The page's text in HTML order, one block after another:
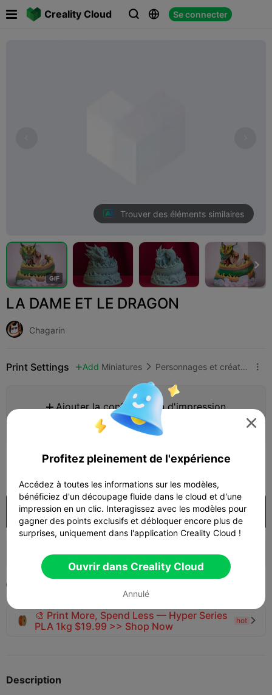
Creality Cloud   Se connecter
Trouver des éléments similaires
GIF

LA DAME ET LE DRAGON
Chagarin
Print Settings  Add Miniatures  Personnages et créatures 
 Ajouter la configuration d'impression
Gagner plus de points
250
Acheter
121 45  4

🎨 Print More, Spend Less — Hyper Series
PLA 1kg $19.99 >> Shop Now
hot 
Description

Profitez pleinement de l'expérience
Accédez à toutes les informations sur les modèles,
bénéficiez d'un découpage fluide dans le cloud et d'une
impression en un clic. Interagissez avec les modèles pour
gagner des points exclusifs et débloquer encore plus de
surprises, uniquement dans l'application Creality Cloud !
Ouvrir dans Creality Cloud
Annulé